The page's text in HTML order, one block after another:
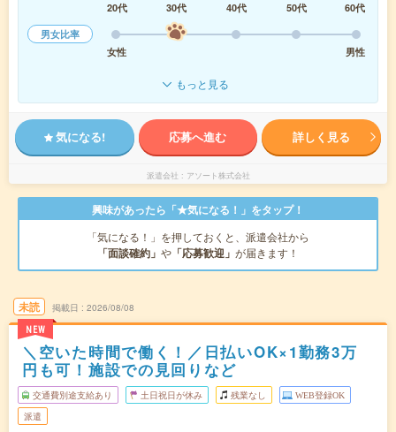
20代
30代 40代 50代
60代
男女比率
女性
男性
もっと見る
気になる! 応募へ進む 詳しく見る
派遣会社 アソート株式会社
興味があったら「★気になる！」をタップ！
「気になる！」を押しておくと、派遣会社から
「面談確約」 や 「応募歓迎」 が届きます！
未読
NEW
掲載日 2026/08/08
＼空いた時間で働く！／日払いOK×1勤務3万
円も可！施設での見回りなど
交通費別途支給あり 土日祝日が休み 残業なし WEB登録OK
派遣